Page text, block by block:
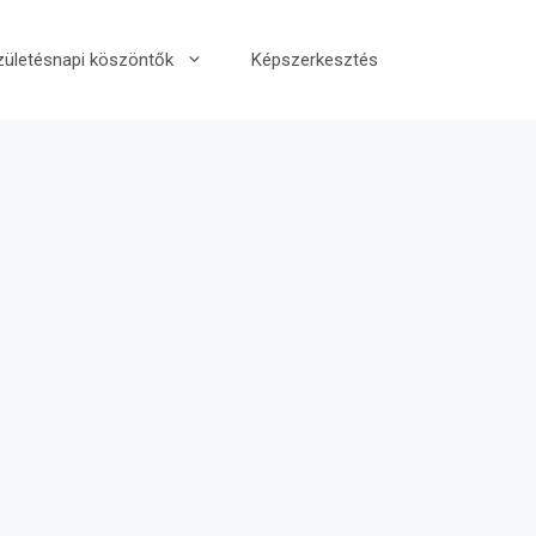
köszöntők Képszerkesztés